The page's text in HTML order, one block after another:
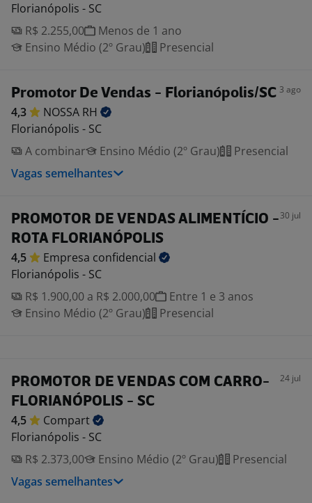
Florianópolis - SC
R$ 2.255,00
Menos de 1 ano
Ensino Médio (2º Grau)
Presencial
Promotor De Vendas - Florianópolis/SC 3 ago
4,3 NOSSA RH
Florianópolis - SC
A combinar
Ensino Médio (2º Grau)
Presencial
Vagas semelhantes
PROMOTOR DE VENDAS ALIMENTÍCIO -
ROTA FLORIANÓPOLIS
30 jul
4,5 Empresa confidencial
Florianópolis - SC
R$ 1.900,00 a R$ 2.000,00
Entre 1 e 3 anos
Ensino Médio (2º Grau)
Presencial
PROMOTOR DE VENDAS COM CARRO-
FLORIANÓPOLIS - SC
24 jul
4,5
Compart
Florianópolis - SC
R$ 2.373,00
Ensino Médio (2º Grau)
Presencial
Vagas semelhantes